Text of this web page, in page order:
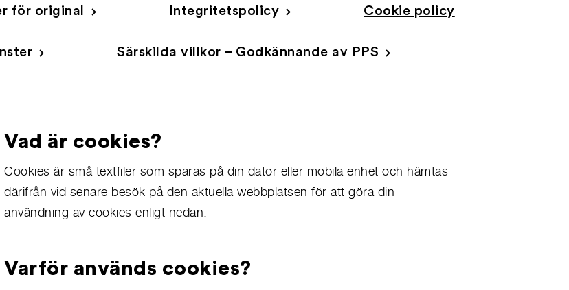
för original Integritetspolicy Cookie policy
Särskilda villkor – Godkännande av PPS
Vad är cookies?
Cookies är små textfiler som sparas på din dator eller mobila enhet och hämtas
därifrån vid senare besök på den aktuella webbplatsen för att göra din
användning av cookies enligt nedan.
Varför används cookies?